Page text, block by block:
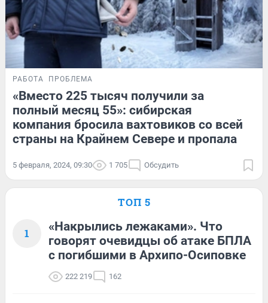
РАБОТА ПРОБЛЕМА
«Вместо 225 тысяч получили за
полный месяц 55»: сибирская
компания бросила вахтовиков со всей
страны на Крайнем Севере и пропала
5 февраля, 2024, 09:30 1 705 Обсудить
ТОП 5
1
«Накрылись лежаками». Что
говорят очевидцы об атаке БПЛА
с погибшими в Архипо-Осиповке
222 219 162